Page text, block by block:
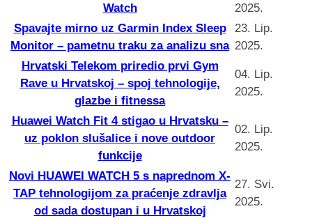
Watch
2025.
Spavajte mirno uz Garmin Index Sleep
Monitor – pametnu traku za analizu sna
23. Lip.
2025.
Hrvatski Telekom priredio prvi Gym
Rave u Hrvatskoj – spoj tehnologije,
glazbe i fitnessa
04. Lip.
2025.
Huawei Watch Fit 4 stigao u Hrvatsku –
uz poklon slušalice i nove outdoor
funkcije
02. Lip.
2025.
Novi HUAWEI WATCH 5 s naprednom X-
TAP tehnologijom za praćenje zdravlja
od sada dostupan i u Hrvatskoj
27. Svi.
2025.